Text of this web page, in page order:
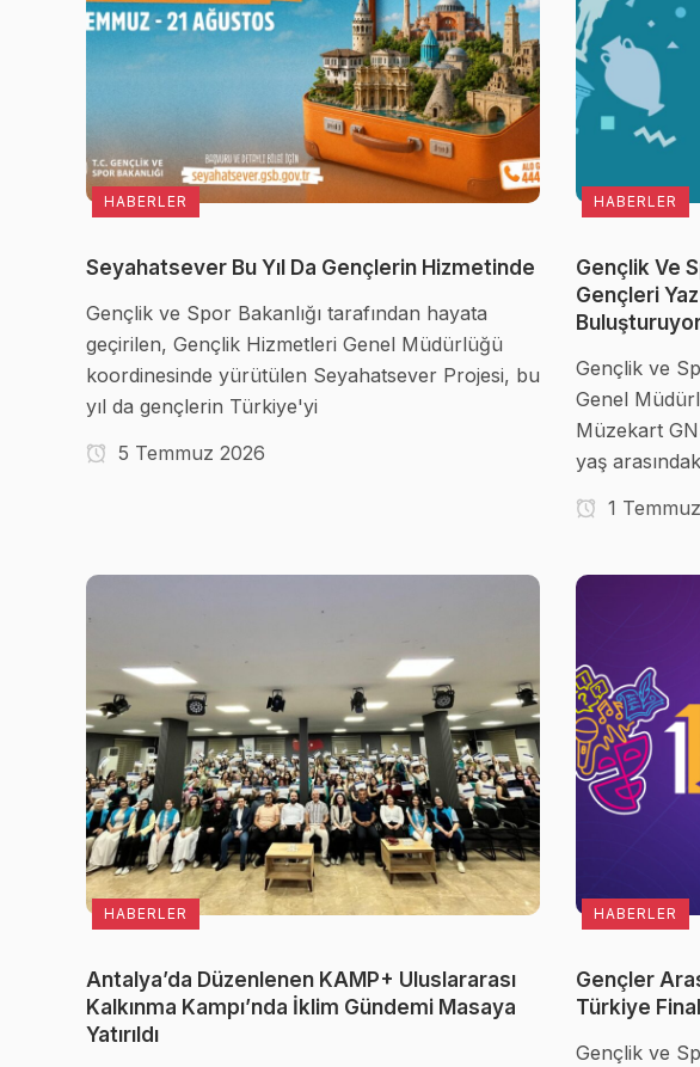
HABERLER
Seyahatsever Bu Yıl Da Gençlerin Hizmetinde
Gençlik ve Spor Bakanlığı tarafından hayata
geçirilen, Gençlik Hizmetleri Genel Müdürlüğü
koordinesinde yürütülen Seyahatsever Projesi, bu
yıl da gençlerin Türkiye'yi
5 Temmuz 2026
HABERLER
Gençlik Ve
Gençleri
Gençlik ve
Genel
Müzekart
yaş
1
HABERLER
Antalya’da Düzenlenen KAMP+ Uluslararası
Kalkınma Kampı’nda İklim Gündemi Masaya
Yatırıldı
HABERLER
Gençler
Türkiye
Gençlik ve